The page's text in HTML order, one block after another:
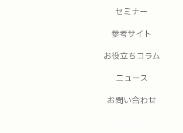
セミナー
参考サイト
お役立ちコラム
ニュース
お問い合わせ